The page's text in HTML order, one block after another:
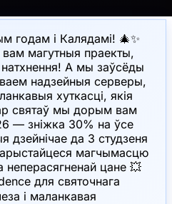
годам і Калядамі! 🎄✨
магутныя праекты,
А мы заўсёды
надзейныя серверы,
хуткасці, якія
святаў мы дорым вам
— зніжка 30% на ўсе
да 3 студзеня
магчымасцю
неперасягненай цане 💥
для святочнага
і маланкавая